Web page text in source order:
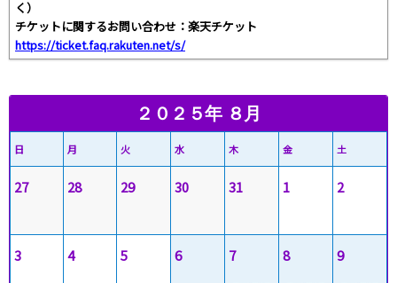
く）
チケットに関するお問い合わせ：楽天チケット
https://ticket.faq.rakuten.net/s/
２０２５年 ８月
日 月 火 水 木 金 土
27 28 29 30 31 1 2
3 4 5 6 7 8 9